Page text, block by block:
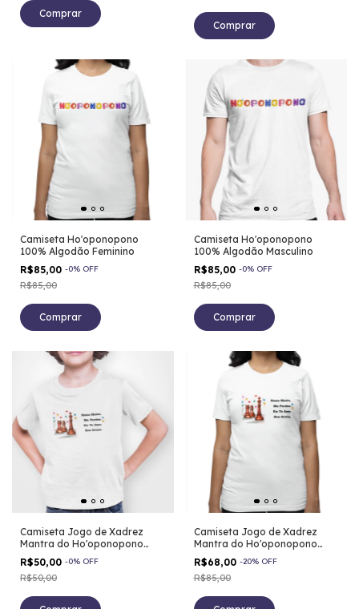
Comprar
Camiseta Ho'oponopono
100% Algodão Feminino
R$85,00 -0% OFF
R$85,00
Comprar
Camiseta Ho'oponopono
100% Algodão Masculino
R$85,00 -0% OFF
R$85,00
Comprar
Camiseta Jogo de Xadrez
Mantra do Ho'oponopono
100% Algodão Infantil
R$50,00 -0% OFF
R$50,00
Camiseta Jogo de Xadrez
Mantra do Ho'oponopono
100% Algodão Feminino
R$68,00 -20% OFF
R$85,00